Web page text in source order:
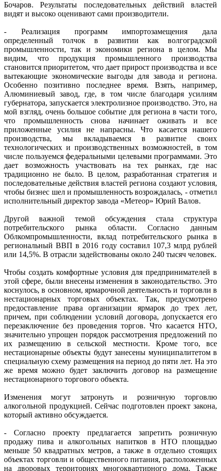
Бочаров. Результаты последовательных действий властей
видят и высоко оценивают сами производители.
- Реализация программ импортозамещения дала
определенный толчок в развитии как волгоградской
промышленности, так и экономики региона в целом. Мы
видим, что продукция промышленного производства
становится приоритетом, что дает прирост производства и все
вытекающие экономические выгоды для завода и региона.
Особенно позитивно последнее время. Взять, например,
Алюминиевый завод, где, в том числе благодаря усилиям
губернатора, запускается электролизное производство. Это, на
мой взгляд, очень большое событие для региона в части того,
что промышленность снова начинает оживать и все
приложенные усилия не напрасны. Что касается нашего
производства, мы вкладываемся в развитие своих
технологических и производственных возможностей, в том
числе пользуемся федеральными целевыми программами. Это
дает возможность участвовать на тех рынках, где нас
традиционно не было. В целом, разработанная стратегия и
последовательные действия властей региона создают условия,
чтобы бизнес шел и промышленность возрождалась, - отметил
исполнительный директор завода «Метеор» Юрий Валов.
Другой важной темой обсуждения стала структура
потребительского рынка области. Согласно данным
Облкомпромышленности, вклад потребительского рынка в
региональный ВВП в 2016 году составил 107,3 млрд рублей
или 14,5%. В отрасли задействованы около 240 тысяч человек.
Чтобы создать комфортные условия для предпринимателей в
этой сфере, были внесены изменения в законодательство. Это
коснулось, в основном, ярмарочной деятельность и торговли в
нестационарных торговых объектах. Так, предусмотрено
предоставление права организации ярмарок до трех лет,
причем, при соблюдении условий договора, допускается его
перезаключение без проведения торгов. Что касается НТО,
значительно упрощен порядок рассмотрения предложений по
их размещению в сельской местности. Кроме того, все
нестационарные объекты будут занесены муниципалитетом в
специальную схему размещения на период до пяти лет. На это
же время можно будет заключить договор на размещение
нестационарного торгового объекта.
Изменения могут затронуть и розничную торговлю
алкогольной продукцией. Сейчас подготовлен проект закона,
который активно обсуждается.
- Согласно проекту предлагается запретить розничную
продажу пива и алкогольных напитков в НТО площадью
меньше 50 квадратных метров, а также в отдельно стоящих
объектах торговли и общественного питания, расположенных
на дворовых территориях многоквартирного дома. Также